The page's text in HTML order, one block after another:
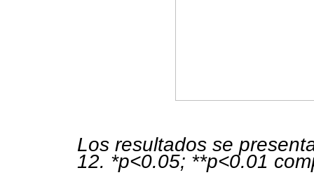
Los resultados se
12. *p<0.05; **p<0.01